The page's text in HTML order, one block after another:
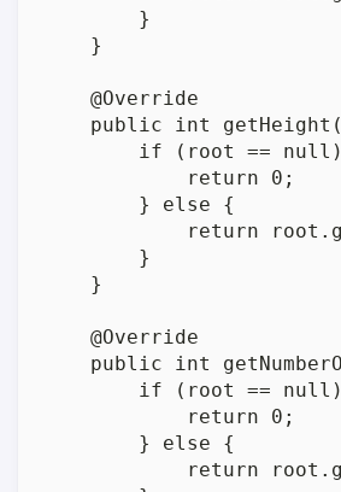
        }
    }
    @Override
public int
if (root ==
            return 0;
        } else {
return
        }
    }
    @Override
public int
if (root ==
            return 0;
        } else {
return